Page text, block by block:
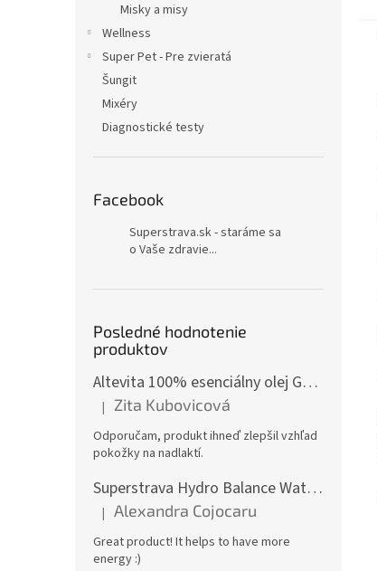
Misky a misy
Wellness
Super Pet - Pre zvieratá
Šungit
Mixéry
Diagnostické testy
Facebook
Superstrava.sk - staráme sa
o Vaše zdravie...
Posledné hodnotenie
produktov
Altevita 100% esenciálny olej GÁFOR – Olej pozitívnej energie 10ml
Hodnotenie produktu je 5 z 5 hviezdičiek.
| Zita Kubovicová
Odporučam, produkt ihneď zlepšil vzhľad
pokožky na nadlaktí.
Superstrava Hydro Balance Watermelon electrolytes Box 30 x 4,7g
Hodnotenie produktu je 5 z 5 hviezdičiek.
| Alexandra Cojocaru
Great product! It helps to have more
energy :)